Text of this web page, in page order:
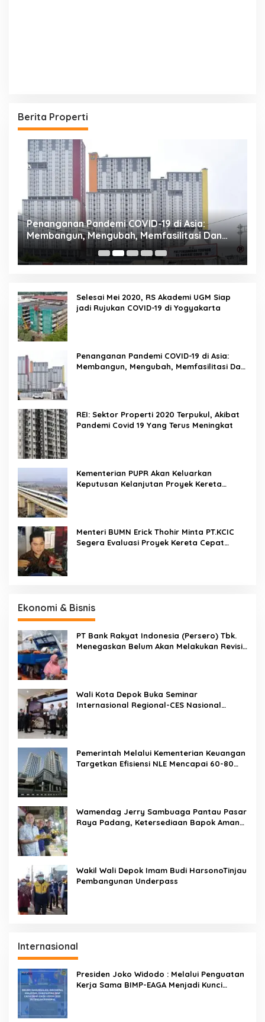
Berita Properti
Penanganan Pandemi COVID-19 di Asia:
Membangun, Mengubah, Memfasilitasi Dan
Mengelola Ruang
Selesai Mei 2020, RS Akademi UGM Siap
jadi Rujukan COVID-19 di Yogyakarta
Penanganan Pandemi COVID-19 di Asia:
Membangun, Mengubah, Memfasilitasi Dan
REI: Sektor Properti 2020 Terpukul, Akibat
Pandemi Covid 19 Yang Terus Meningkat
Kementerian PUPR Akan Keluarkan
Keputusan Kelanjutan Proyek Kereta
Menteri BUMN Erick Thohir Minta PT.KCIC
Segera Evaluasi Proyek Kereta Cepat
Ekonomi & Bisnis
PT Bank Rakyat Indonesia (Persero) Tbk.
Menegaskan Belum Akan Melakukan Revisi
Wali Kota Depok Buka Seminar
Internasional Regional-CES Nasional
Pemerintah Melalui Kementerian Keuangan
Targetkan Efisiensi NLE Mencapai 60-80
Wamendag Jerry Sambuaga Pantau Pasar
Raya Padang, Ketersediaan Bapok Aman
Wakil Wali Depok Imam Budi HarsonoTinjau
Pembangunan Underpass
Internasional
Presiden Joko Widodo : Melalui Penguatan
Kerja Sama BIMP-EAGA Menjadi Kunci